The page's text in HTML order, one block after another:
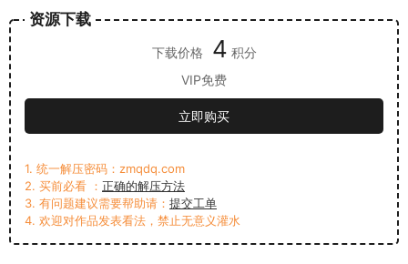
资源下载
下载价格 4 积分
VIP免费
立即购买
1. 统一解压密码：zmqdq.com
2. 买前必看 ： 正确的解压方法
3. 有问题建议需要帮助请： 提交工单
4. 欢迎对作品发表看法，禁止无意义灌水